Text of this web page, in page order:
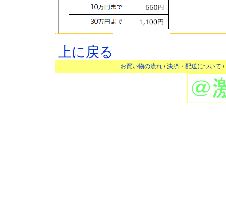
上に戻る
お買い物の流れ /決済・配送について /